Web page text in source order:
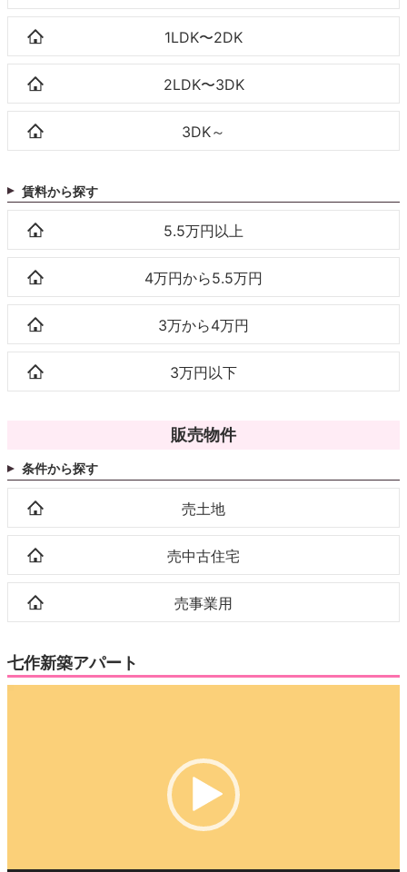
1LDK〜2DK
2LDK〜3DK
3DK～
賃料から探す
5.5万円以上
4万円から5.5万円
3万から4万円
3万円以下
販売物件
条件から探す
売土地
売中古住宅
売事業用
七作新築アパート